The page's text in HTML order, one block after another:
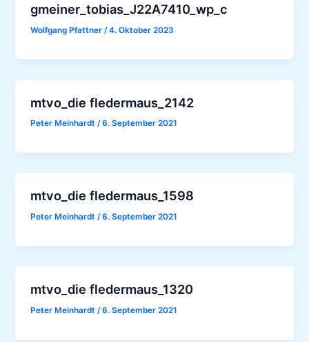
gmeiner_tobias_J22A7410_wp_c
Wolfgang Pfattner /4. Oktober 2023
mtvo_die fledermaus_2142
Peter Meinhardt/6. September 2021
mtvo_die fledermaus_1598
Peter Meinhardt/6. September 2021
mtvo_die fledermaus_1320
Peter Meinhardt/6. September 2021